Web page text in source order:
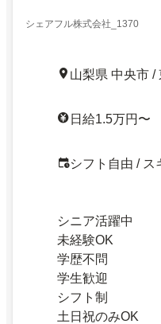
シェアフル株式会社_1370
山梨県 中央市 /
日給1.5万円〜
シフト自由 / ス
シニア活躍中
未経験OK
学歴不問
学生歓迎
シフト制
土日祝のみOK